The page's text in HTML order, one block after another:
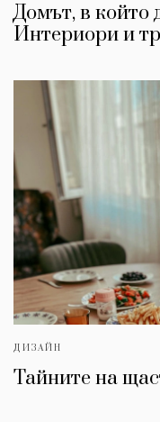
Домът, в който
Интериори и
ДИЗАЙН
Тайните на